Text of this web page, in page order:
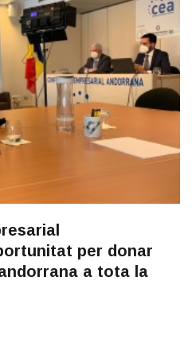
per donar
a tota la